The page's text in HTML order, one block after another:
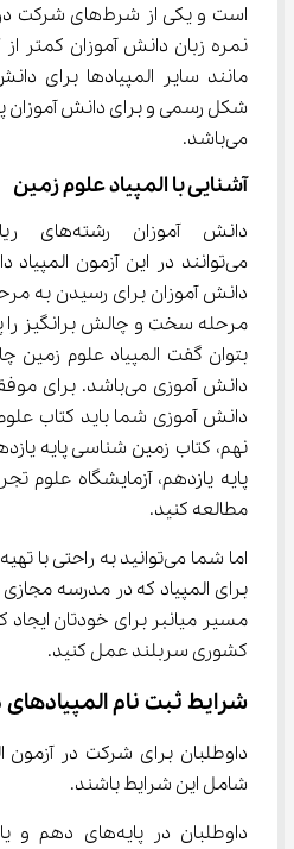
است و یکی از
مانند سایر المپیادها برای
شکل رسمی و برای دانش آموزان
می‌باشد.
آشنایی با المپیاد علوم زمین
مرحله سخت و چالش برانگیز
بتوان گفت المپیاد علوم زمین
دانش آموزی می‌باشد.
نهم، کتاب زمین شناسی پایه
پایه یازدهم، آزمایشگاه علوم
مطالعه کنید.
برای المپیاد که در مدرسه
مسیر میانبر برای خودتان ایجاد
کشوری سربلند عمل کنید.
شرایط ثبت نام
داوطلبان برای شرکت در آزمون
شامل این شرایط باشند.
داوطلبان در